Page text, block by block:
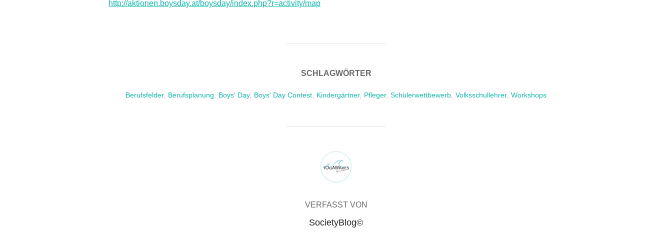
http://aktionen.boysday.at/boysday/index.php?r=activity/map
SCHLAGWÖRTER
Berufsfelder, Berufsplanung Boys' Day, Boys‘ Day Contest Kindergärtner, Pfleger, Schülerwettbewerb Volksschullehrer, Workshops
BEITRAGSAUTOR
VERFASST VON
SocietyBlog©